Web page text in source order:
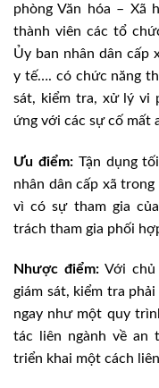
phòng Văn hóa – Xã
thành viên các tổ
Ủy ban nhân dân cấp
y tế…. có chức năng
sát, kiểm tra, xử lý vi
ứng với các sự cố mất
Ưu điểm:Tận dụng
nhân dân cấp xã
vì có sự tham gia
trách tham gia phối
Nhược điểm: Với chủ
giám sát, kiểm tra
ngay như một quy
tác liên ngành về an
triển khai một cách